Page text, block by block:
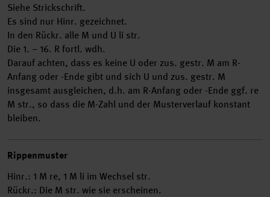
Siehe Strickschrift.
Es sind nur Hinr. gezeichnet.
In den Rückr. alle M und U li str.
Die 1. – 16. R fortl. wdh.
Darauf achten, dass es keine U oder zus. gestr. M am R-
Anfang oder -Ende gibt und sich U und zus. gestr. M
insgesamt ausgleichen, d.h. am R-Anfang oder -Ende ggf. re
M str., so dass die M-Zahl und der Musterverlauf konstant
bleiben.
Rippenmuster
Hinr.: 1 M re, 1 M li im Wechsel str.
Rückr.: Die M str. wie sie erscheinen.